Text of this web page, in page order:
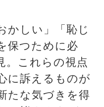
かしい」「恥じ
保つために必
。これらの視点
に訴えるものが
たな気づきを得